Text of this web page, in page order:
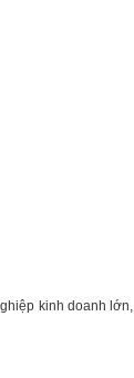
kinh doanh lớn,